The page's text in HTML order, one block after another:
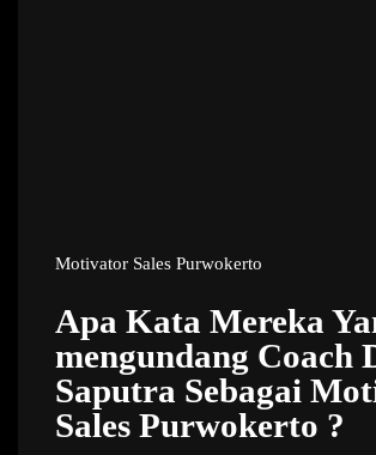
Motivator Sales Purwokerto
Apa Kata Mereka
mengundang Coach
Saputra Sebagai
Sales Purwokerto ?